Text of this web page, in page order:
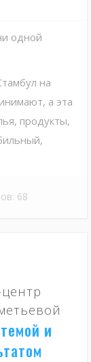
одной
на
а эта
продукты,
68
и